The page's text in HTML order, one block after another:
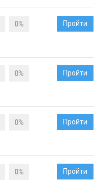
0% Пройти
0% Пройти
0% Пройти
0% Пройти